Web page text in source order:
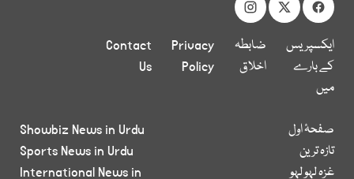
ایکسپریس
کے بارے
میں
ضابطہ
اخلاق
Privacy
Policy
Contact
Us
صفحۂ اول
تازہ ترین
غزہ لہو لہو
Showbiz News in Urdu
Sports News in Urdu
International News in